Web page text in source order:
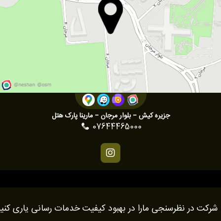
جزیره کیش – بلوار مرجان – مارینا پارک هتل
07644465000
شرکت در نظرسنجی مارا در بهبود کیفیت خدمات رسانی یاری